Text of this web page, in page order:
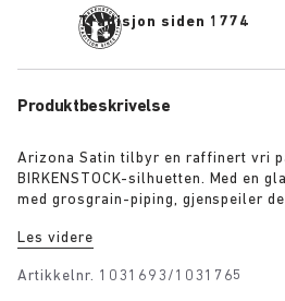
Tradisjon siden 1774
Produktbeskrivelse
Arizona Satin tilbyr en raffinert vri
BIRKENSTOCK-silhuetten. Med en
med grosgrain-piping, gjenspeiler
tekstilbue gir et lekent og sofistikert
røtter i både tradisjon og modernitet.
Les videre
Artikkelnr. 1031693/1031765